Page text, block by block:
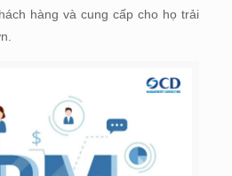
hàng và cung cấp cho họ trải